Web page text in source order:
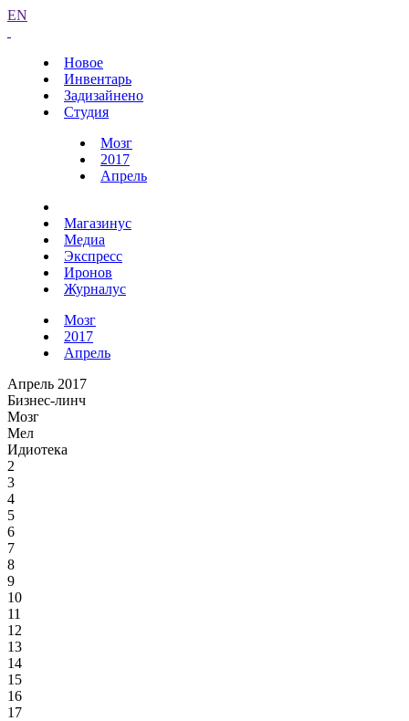
EN
Новое
Инвентарь
Задизайнено
Студия
Мозг
2017
Апрель
Магазинус
Медиа
Экспресс
Иронов
Журналус
Мозг
2017
Апрель
Апрель 2017
Бизнес-линч
Мозг
Мел
Идиотека
2
3
4
5
6
7
8
9
10
11
12
13
14
15
16
17